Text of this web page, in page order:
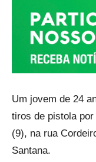
Um jovem de 24
tiros de pistola
(9), na rua
Santana.